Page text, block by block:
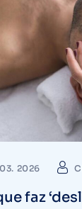
03. 2026
faz